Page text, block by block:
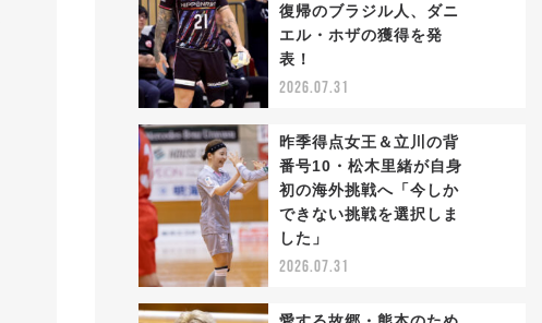
復帰のブラジル人、ダニ
エル・ホザの獲得を発
表！
2026.07.31
昨季得点女王＆立川の背
番号10・松木里緒が自身
初の海外挑戦へ「今しか
できない挑戦を選択しま
した」
2026.07.31